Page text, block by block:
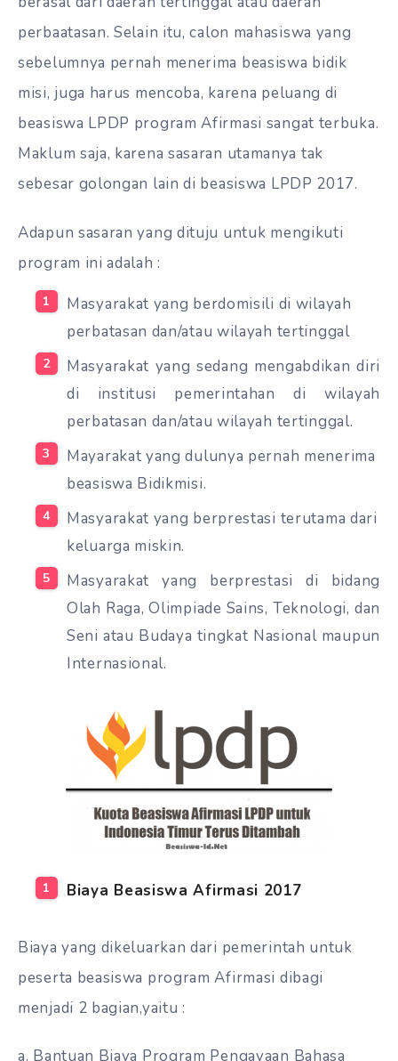
perbaatasan. Selain itu, calon mahasiswa yang
sebelumnya pernah menerima beasiswa bidik
misi, juga harus mencoba, karena peluang di
beasiswa LPDP program Afirmasi sangat terbuka.
Maklum saja, karena sasaran utamanya tak
sebesar golongan lain di beasiswa LPDP 2017.
Adapun sasaran yang dituju untuk mengikuti
program ini adalah :
Masyarakat yang berdomisili di wilayah
perbatasan dan/atau wilayah tertinggal
Masyarakat yang sedang mengabdikan diri
di institusi pemerintahan di wilayah
perbatasan dan/atau wilayah tertinggal.
Mayarakat yang dulunya pernah menerima
beasiswa Bidikmisi.
Masyarakat yang berprestasi terutama dari
keluarga miskin.
Masyarakat yang berprestasi di bidang
Olah Raga, Olimpiade Sains, Teknologi, dan
Seni atau Budaya tingkat Nasional maupun
Internasional.
Biaya Beasiswa Afirmasi 2017
Biaya yang dikeluarkan dari pemerintah untuk
peserta beasiswa program Afirmasi dibagi
menjadi 2 bagian,yaitu :
a. Bantuan Biaya Program Pengayaan Bahasa